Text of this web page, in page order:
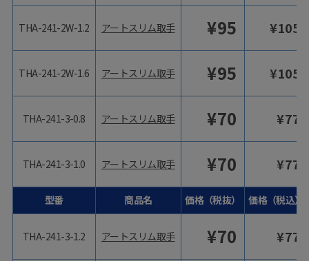
THA-241-2W-1.2
THA-241-2W-1.6
THA-241-3-0.8
THA-241-3-1.0
型番
THA-241-3-1.2
アートスリム取手 ¥95 ¥105
アートスリム取手 ¥95 ¥105
アートスリム取手 ¥70 ¥77
アートスリム取手 ¥70 ¥77
商品名 価格（税抜） 価格（税込）
アートスリム取手 ¥70 ¥77